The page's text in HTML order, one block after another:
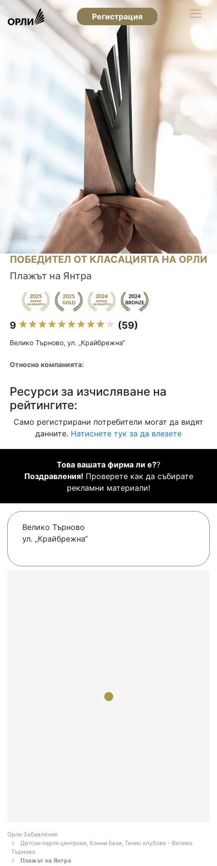
Регистрация
ПОБЕДИТЕЛ ОТ КЛАСАЦИЯТА НА ОРЛИ
Плажът на Янтра
9 (59)
Велико Търново, ул. „Крайбрежна“
Относно компанията:
Ресурси за изчисляване на
рейтингите:
Само регистрирани потребители могат да видят
данните. Натиснете тук за да влезете
Това вашата фирма ли е??
Поздравления! Проверете как да събирате
рекламни материали!
Велико Търново
ул. „Крайбрежна“
Орли Забавление
Детски парти центрове, Конни бази, Тенис клубове - Велико
Търново
Плажът на Янтра